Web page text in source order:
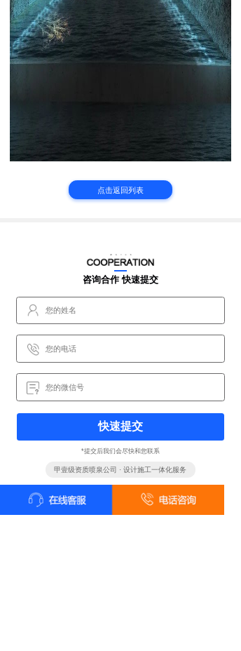
点击返回列表
咨询合作 快速提交
快速提交
*提交后我们会尽快和您联系
甲壹级资质喷泉公司 · 设计施工一体化服务